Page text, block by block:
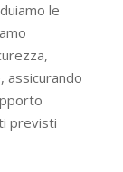
le
assicurando
previsti